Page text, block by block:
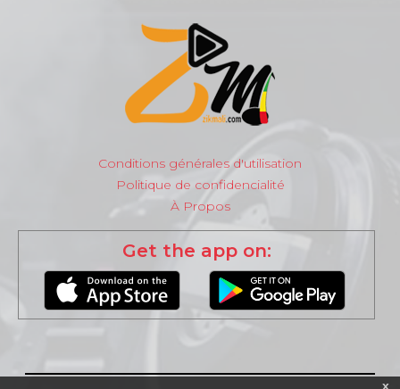
Conditions générales d'utilisation
Politique de confidencialité
À Propos
Get the app on:
x